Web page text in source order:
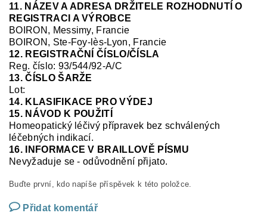
11. NÁZEV A ADRESA DRŽITELE ROZHODNUTÍ O
REGISTRACI A VÝROBCE
BOIRON, Messimy, Francie
BOIRON, Ste-Foy- lès-Lyon, Francie
12. REGISTRAČNÍ ČÍSLO/ČÍSLA
Reg. číslo: 93/544/92-A/C
13. ČÍSLO ŠARŽE
Lot:
14. KLASIFIKACE PRO VÝDEJ
15. NÁVOD K POUŽITÍ
Homeopatický léčivý přípravek bez schválených
léčebných indikací.
16. INFORMACE V BRAILLOVĚ PÍSMU
Nevyžaduje se-odůvodnění přijato.
Buďte první, kdo napíše příspěvek k této položce.
Přidat komentář